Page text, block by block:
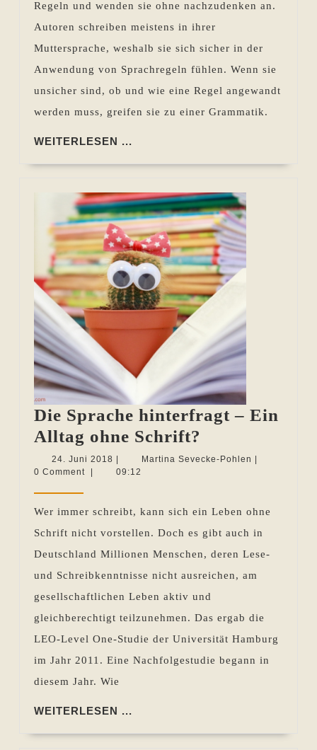
Regeln und wenden sie ohne nachzudenken an.
Autoren schreiben meistens in ihrer
Muttersprache, weshalb sie sich sicher in der
Anwendung von Sprachregeln fühlen. Wenn sie
unsicher sind, ob und wie eine Regel angewandt
werden muss, greifen sie zu einer Grammatik.
WEITERLESEN ...
Die Sprache hinterfragt – Ein
Alltag ohne Schrift?
Sprache
Ein
Alltag
ohne
Schrift?
24. Juni 2018 24.
Juni
Martina Sevecke-Pohlen Martina
0 Comment
09:12
Wer immer schreibt, kann sich ein Leben ohne
Schrift nicht vorstellen. Doch es gibt auch in
Deutschland Millionen Menschen, deren Lese-
und Schreibkenntnisse nicht ausreichen, am
gesellschaftlichen Leben aktiv und
gleichberechtigt teilzunehmen. Das ergab die
LEO-Level One-Studie der Universität Hamburg
im Jahr 2011. Eine Nachfolgestudie begann in
diesem Jahr. Wie
WEITERLESEN ...